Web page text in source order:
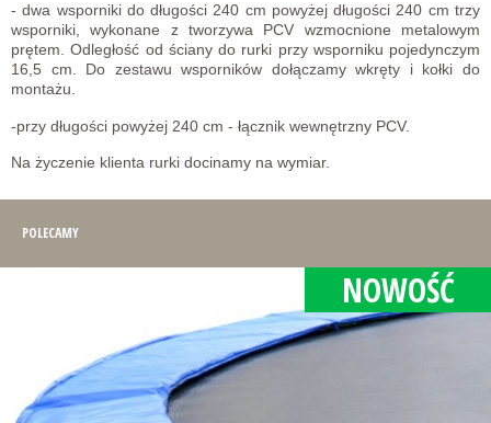
- dwa wsporniki do długości 240 cm powyżej długości 240 cm trzy
wsporniki, wykonane z tworzywa PCV wzmocnione metalowym
prętem. Odległość od ściany do rurki przy wsporniku pojedynczym
16,5 cm. Do zestawu wsporników dołączamy wkręty i kołki do
montażu.
-przy długości powyżej 240 cm - łącznik wewnętrzny PCV.
Na życzenie klienta rurki docinamy na wymiar.
POLECAMY
NOWOŚĆ